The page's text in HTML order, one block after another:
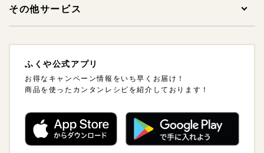
家庭用明太子
その他明太子
ギフトセット
ご飯のおとも
惣菜・おつまみ・レトルト
1,000～1,999円
2,000～2,999円
3,000～3,999円
4,000～4,999円
5,000～5,999円
ご注文について
支払方法・支払い時期・領収書について
配送方法・送料について
熨斗（のし）・包装について
会員について
その他サービス
法人様ギフトサービスについて
海外発送について
卸販売について
ふくや公式アプリ
お得なキャンペーン情報をいち早くお届け！
商品を使ったカンタンレシピを紹介しております！